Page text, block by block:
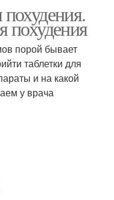
похудения
порой бывает
таблетки для
и на какой
у врача